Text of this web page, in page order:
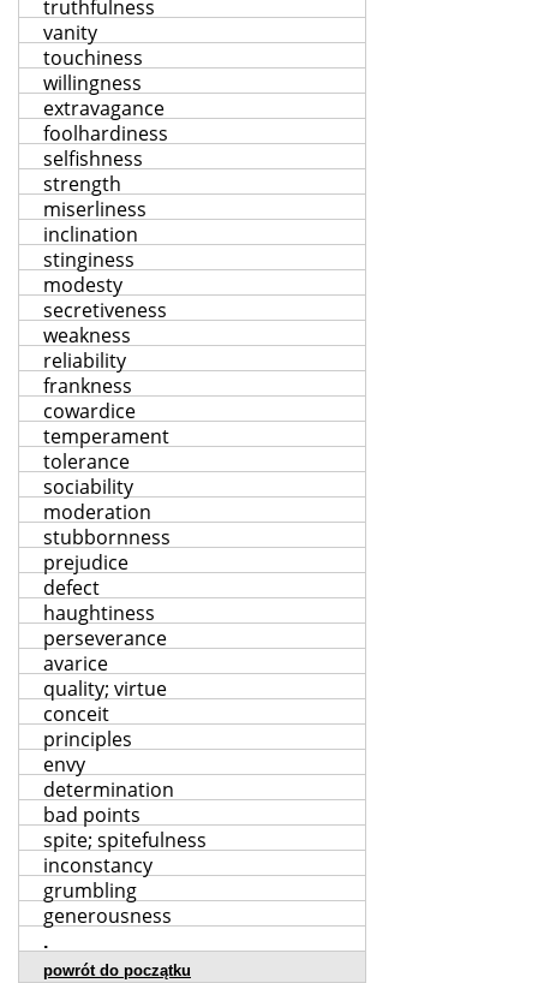
truthfulness
vanity
touchiness
willingness
extravagance
foolhardiness
selfishness
strength
miserliness
inclination
stinginess
modesty
secretiveness
weakness
reliability
frankness
cowardice
temperament
tolerance
sociability
moderation
stubbornness
prejudice
defect
haughtiness
perseverance
avarice
quality; virtue
conceit
principles
envy
determination
bad points
spite; spitefulness
inconstancy
grumbling
generousness
.
powrót do początku